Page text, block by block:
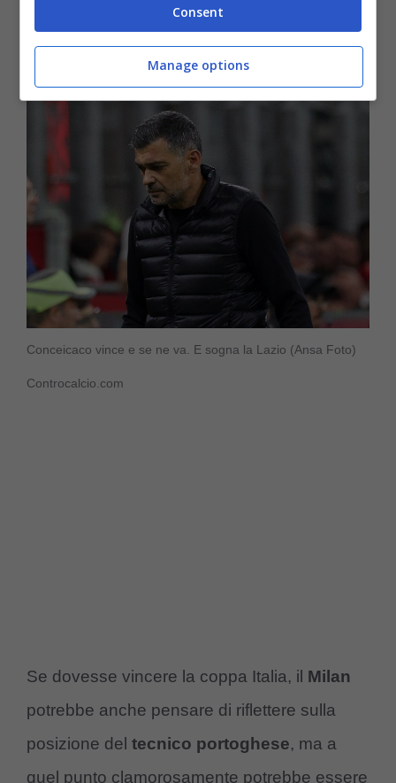
risultati, togliendosi la soddisfazione di avere
ragionesull’Inter.
Conceicaco vince e se ne va. E sogna la Lazio (Ansa Foto)
Controcalcio.com
Se dovesse vincere la coppa Italia, il Milan
potrebbe anche pensare di riflettere sulla
posizione del tecnico portoghese, ma a
quel punto clamorosamente potrebbe essere
Consent
Manage options